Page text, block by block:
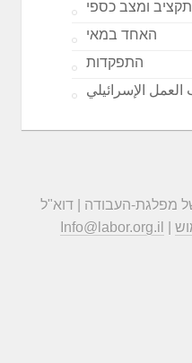
תקציב ומצב כספי
האחד במאי
התפקדות
الإسرائيلي
מפלגת-העבודה | דוא"ל
Info@labor.org.il